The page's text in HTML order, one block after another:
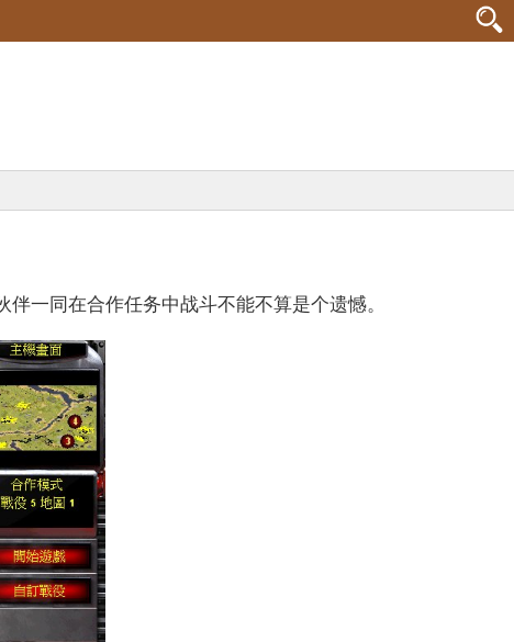
一同在合作任务中战斗不能不算是个遗憾。